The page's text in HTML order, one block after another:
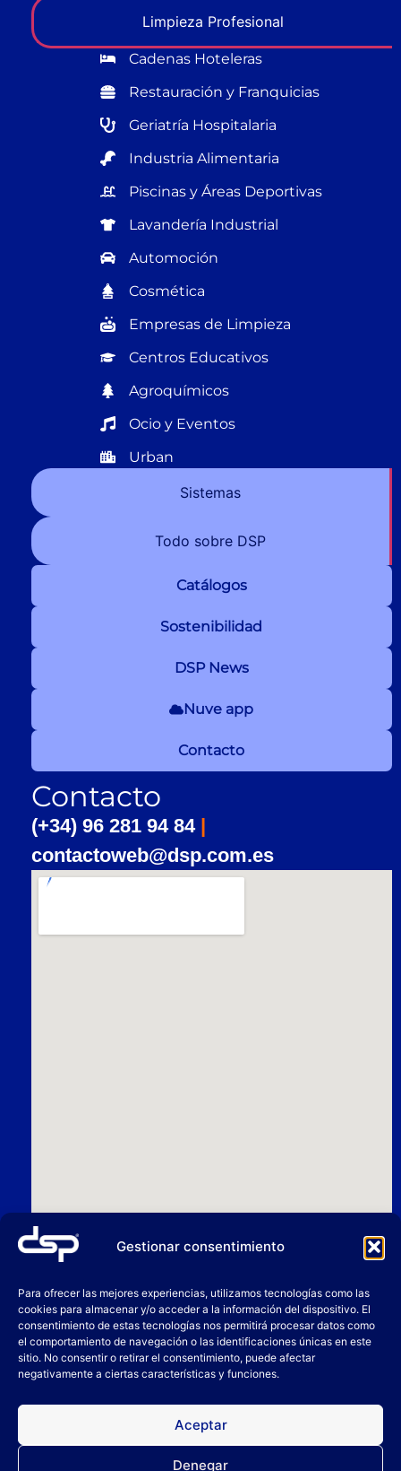
Gestionar consentimiento
Para ofrecer las mejores experiencias, utilizamos tecnologías como las
cookies para almacenar y/o acceder a la información del dispositivo. El
consentimiento de estas tecnologías nos permitirá procesar datos como
el comportamiento de navegación o las identificaciones únicas en este
sitio. No consentir o retirar el consentimiento, puede afectar
negativamente a ciertas características y funciones.
Aceptar
Denegar
Limpieza Profesional
Sistemas
Todo sobre DSP
Cadenas Hoteleras
Restauración y Franquicias
Geriatría Hospitalaria
Industria Alimentaria
Piscinas y Áreas Deportivas
Lavandería Industrial
Automoción
Cosmética
Empresas de Limpieza
Centros Educativos
Agroquímicos
Ocio y Eventos
Urban
Catálogos
Sostenibilidad
DSP News
Nuve app
Contacto
Contacto
(+34) 96 281 94 84 |
contactoweb@dsp.com.es